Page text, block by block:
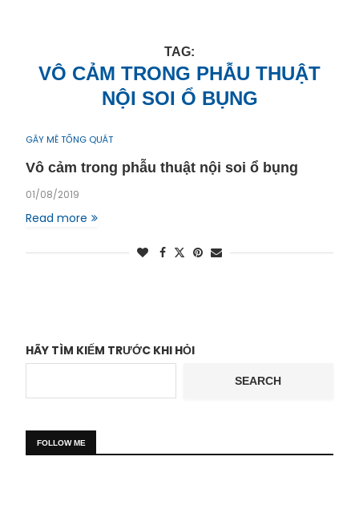
TAG:
VÔ CẢM TRONG PHẪU THUẬT
NỘI SOI Ổ BỤNG
GÂY MÊ TỔNG QUÁT
Vô cảm trong phẫu thuật nội soi ổ bụng
01/08/2019
Read more
HÃY TÌM KIẾM TRƯỚC KHI HỎI
SEARCH
FOLLOW ME